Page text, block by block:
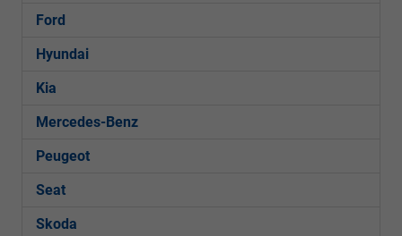
Ford
Hyundai
Kia
Mercedes-Benz
Peugeot
Seat
Skoda